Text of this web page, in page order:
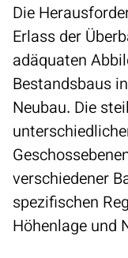
Die
Erlass der
adäquaten
Bestandsbaus
Neubau. Die
verschiedener
spezifischen
Höhenlage und